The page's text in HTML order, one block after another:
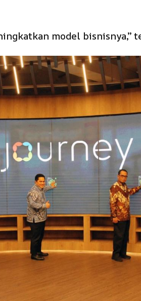
model bisnisnya,”